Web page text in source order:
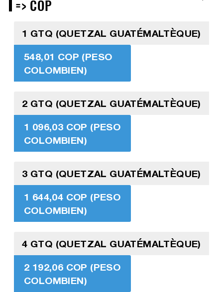
=> COP
1 GTQ (QUETZAL GUATÉMALTÈQUE)
548,01 COP (PESO
COLOMBIEN)
2 GTQ (QUETZAL GUATÉMALTÈQUE)
1 096,03 COP (PESO
COLOMBIEN)
3 GTQ (QUETZAL GUATÉMALTÈQUE)
1 644,04 COP (PESO
COLOMBIEN)
4 GTQ (QUETZAL GUATÉMALTÈQUE)
2 192,06 COP (PESO
COLOMBIEN)